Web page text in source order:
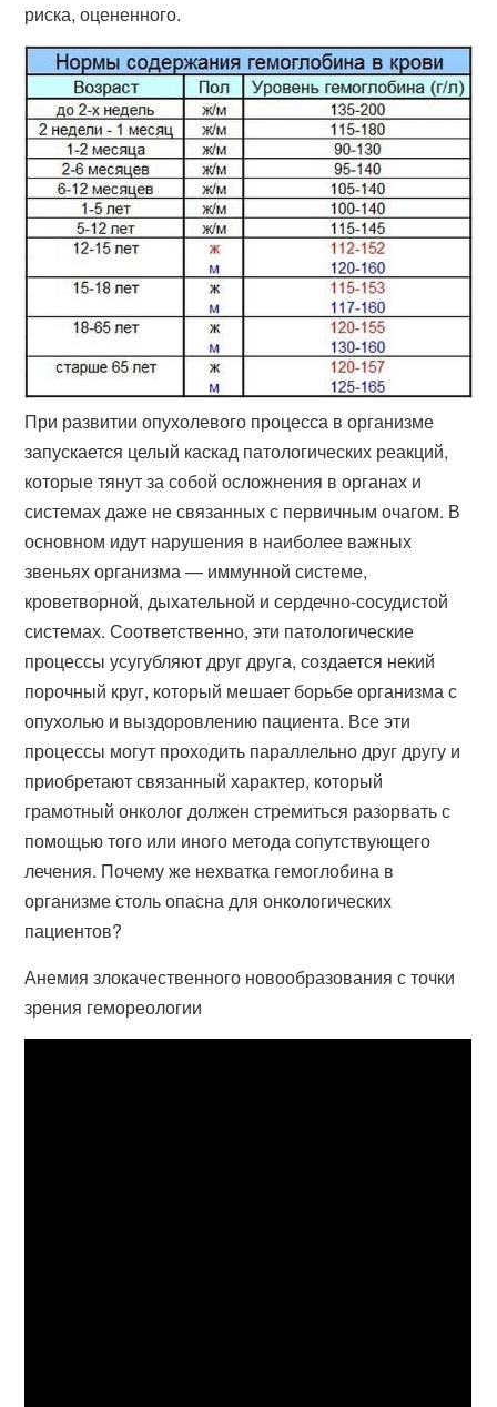
риска, оцененного.
При развитии опухолевого процесса в организме
запускается целый каскад патологических реакций,
которые тянут за собой осложнения в органах и
системах даже не связанных с первичным очагом. В
основном идут нарушения в наиболее важных
звеньях организма — иммунной системе,
кроветворной, дыхательной и сердечно-сосудистой
системах. Соответственно, эти патологические
процессы усугубляют друг друга, создается некий
порочный круг, который мешает борьбе организма с
опухолью и выздоровлению пациента. Все эти
процессы могут проходить параллельно друг другу и
приобретают связанный характер, который
грамотный онколог должен стремиться разорвать с
помощью того или иного метода сопутствующего
лечения. Почему же нехватка гемоглобина в
организме столь опасна для онкологических
пациентов?
Анемия злокачественного новообразования с точки
зрения гемореологии